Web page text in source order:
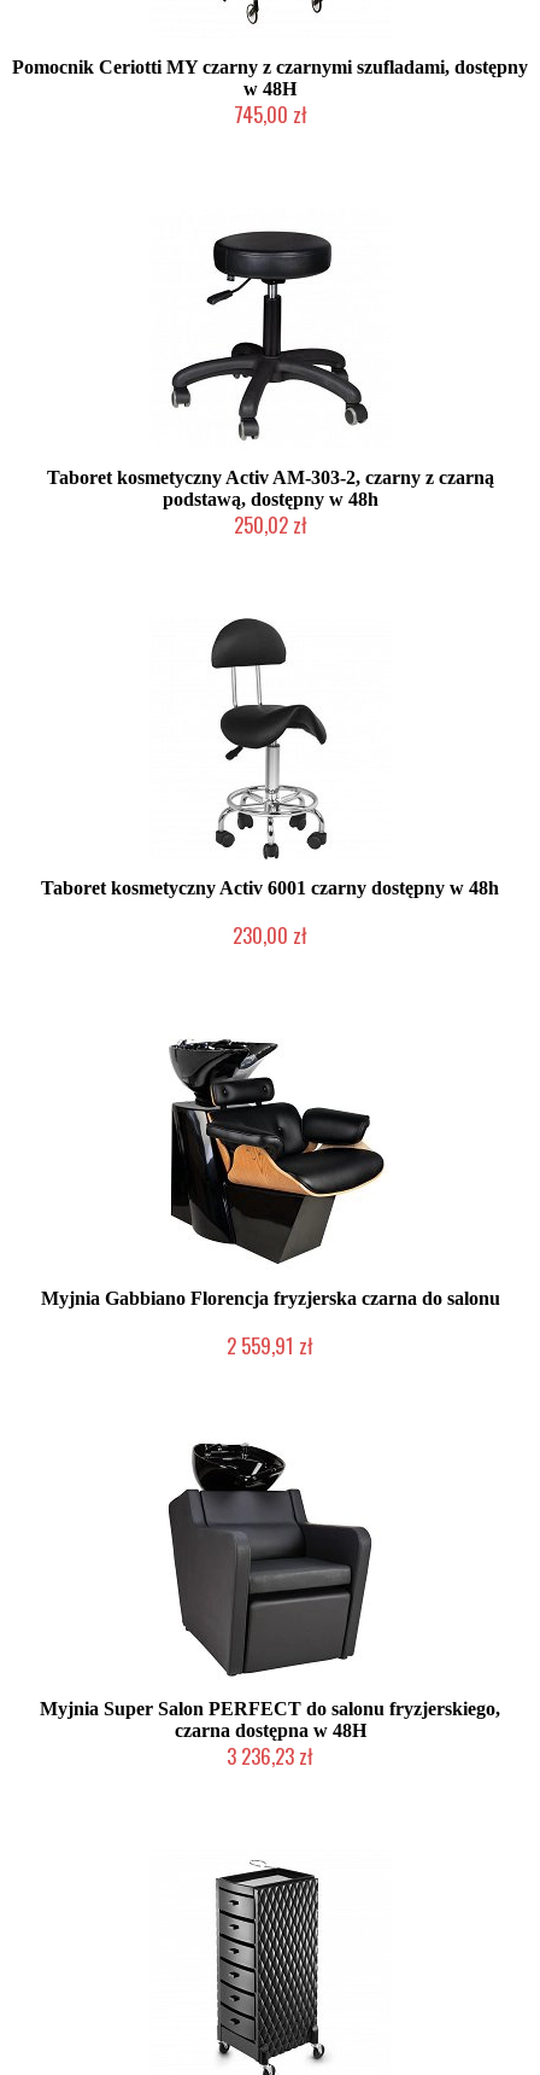
Pomocnik Ceriotti MY czarny z czarnymi szufladami, dostępny
w 48H
745,00 zł
Taboret kosmetyczny Activ AM-303-2, czarny z czarną
podstawą, dostępny w 48h
250,02 zł
Taboret kosmetyczny Activ 6001 czarny dostępny w 48h
230,00 zł
Myjnia Gabbiano Florencja fryzjerska czarna do salonu
2 559,91 zł
Myjnia Super Salon PERFECT do salonu fryzjerskiego,
czarna dostępna w 48H
3 236,23 zł